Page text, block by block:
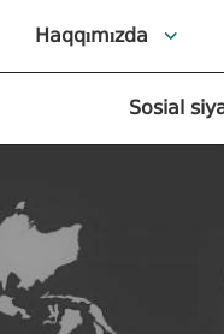
Haqqımızda
Sosial